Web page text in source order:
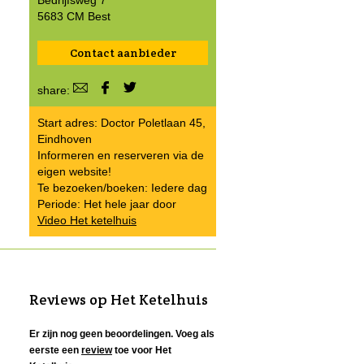
5683 CM Best
Contact aanbieder
share:
Start adres: Doctor Poletlaan 45,
Eindhoven
Informeren en reserveren via de
eigen website!
Te bezoeken/boeken: Iedere dag
Periode: Het hele jaar door
Video Het ketelhuis
Reviews op Het Ketelhuis
Er zijn nog geen beoordelingen. Voeg als
eerste een reviewtoe voor Het